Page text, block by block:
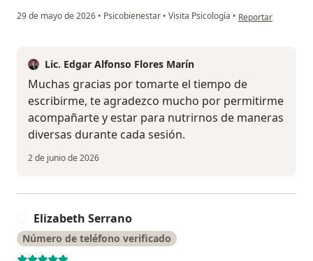
29 de mayo de 2026 • Psicobienestar • Visita Psicología • en opinión del
Reportar
Lic. Edgar Alfonso Flores Marín
Muchas gracias por tomarte el tiempo de
escribirme, te agradezco mucho por permitirme
acompañarte y estar para nutrirnos de maneras
diversas durante cada sesión.
2 de junio de 2026
Elizabeth Serrano
Número de teléfono verificado